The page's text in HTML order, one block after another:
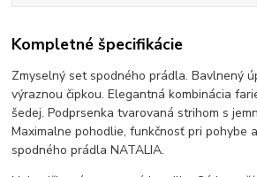
Kompletné špecifikácie
Zmyselný set spodného prádla. Bavlnený
výraznou čipkou. Elegantná kombinácia
šedej. Podprsenka tvarovaná strihom s
Maximalne pohodlie, funkčnosť pri pohybe
spodného prádla NATALIA.